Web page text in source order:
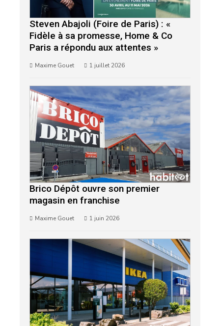
Steven Abajoli (Foire de Paris) : «
Fidèle à sa promesse, Home & Co
Paris a répondu aux attentes »
Maxime Gouet 1 juillet 2026
Brico Dépôt ouvre son premier
magasin en franchise
Maxime Gouet 1 juin 2026